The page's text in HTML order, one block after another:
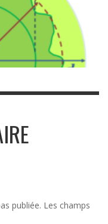
publiée. Les champs